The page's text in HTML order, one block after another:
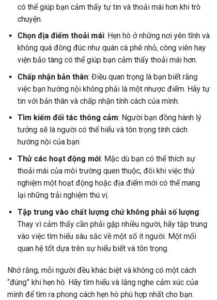
có thể giúp bạn cảm thấy tự tin và thoải mái hơn khi trò
chuyện.
Chọn địa điểm thoải mái: Hẹn hò ở những nơi yên tĩnh và
không quá đông đúc như quán cà phê nhỏ, công viên hay
viện bảo tàng có thể giúp bạn cảm thấy thoải mái hơn.
Chấp nhận bản thân: Điều quan trọng là bạn biết rằng
việc bạn hướng nội không phải là một nhược điểm. Hãy tự
tin với bản thân và chấp nhận tính cách của mình.
Tìm kiếm đối tác thông cảm: Người bạn đồng hành lý
tưởng sẽ là người có thể hiểu và tôn trọng tính cách
hướng nội của bạn.
Thử các hoạt động mới: Mặc dù bạn có thể thích sự
thoải mái của môi trường quen thuộc, đôi khi việc thử
nghiệm một hoạt động hoặc địa điểm mới có thể mang
lại những trải nghiệm thú vị.
Tập trung vào chất lượng chứ không phải số lượng:
Thay vì cảm thấy cần phải gặp nhiều người, hãy tập trung
vào việc tìm hiểu sâu sắc về một số ít người. Một mối
quan hệ tốt dựa trên sự hiểu biết và tôn trọng.
Nhớ rằng, mỗi người đều khác biệt và không có một cách
“đúng” khi hẹn hò. Hãy tìm hiểu và lắng nghe cảm xúc của
mình để tìm ra phong cách hẹn hò phù hợp nhất cho bạn.